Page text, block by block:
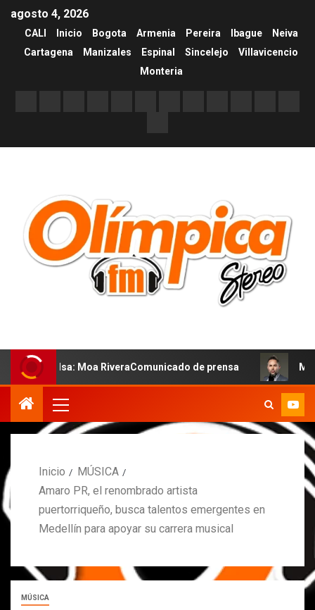
agosto 4, 2026
CALI Inicio Bogota Armenia Pereira Ibague
Neiva
Cartagena
Manizales Espinal Sincelejo
Villavicencio
Monteria
Moa RiveraComunicado de prensa MARCOS
Inicio
MÚSICA
Amaro PR, el renombrado artista
puertorriqueño, busca talentos emergentes en
Medellín para apoyar su carrera musical
MÚSICA